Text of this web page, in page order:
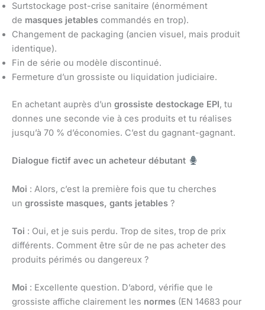
Surtstockage post-crise sanitaire (énormément
de masques jetables commandés en trop).
Changement de packaging (ancien visuel, mais produit
identique).
Fin de série ou modèle discontinué.
Fermeture d’un grossiste ou liquidation judiciaire.
En achetant auprès d’un grossiste destockage EPI, tu
donnes une seconde vie à ces produits et tu réalises
jusqu’à 70 % d’économies. C’est du gagnant-gagnant.
Dialogue fictif avec un acheteur débutant
Moi : Alors, c’est la première fois que tu cherches
un grossiste masques, gants jetables ?
Toi : Oui, et je suis perdu. Trop de sites, trop de prix
différents. Comment être sûr de ne pas acheter des
produits périmés ou dangereux ?
Moi : Excellente question. D’abord, vérifie que le
grossiste affiche clairement les normes (EN 14683 pour